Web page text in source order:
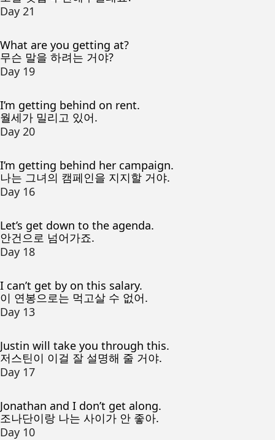
Day 21
What are you getting at?
무슨 말을 하려는 거야?
Day 19
I’m getting behind on rent.
월세가 밀리고 있어.
Day 20
I’m getting behind her campaign.
나는 그녀의 캠페인을 지지할 거야.
Day 16
Let’s get down to the agenda.
안건으로 넘어가죠.
Day 18
I can’t get by on this salary.
이 연봉으로는 먹고살 수 없어.
Day 13
Justin will take you through this.
저스틴이 이걸 잘 설명해 줄 거야.
Day 17
Jonathan and I don’t get along.
조나단이랑 나는 사이가 안 좋아.
Day 10